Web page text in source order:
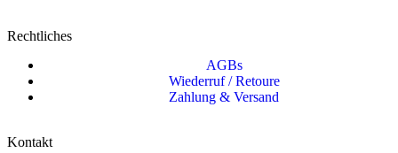
Rechtliches
AGBs
Wiederruf / Retoure
Zahlung & Versand
Kontakt